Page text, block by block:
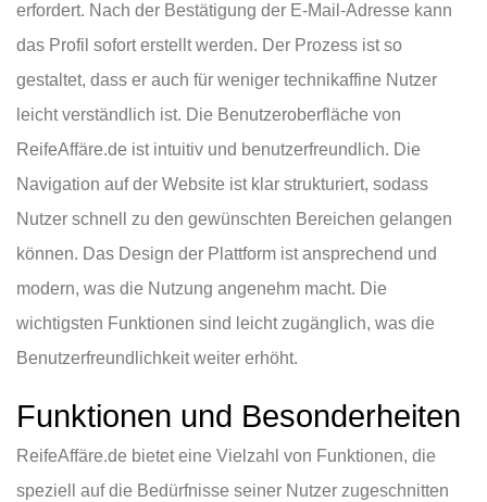
erfordert. Nach der Bestätigung der E-Mail-Adresse kann
das Profil sofort erstellt werden. Der Prozess ist so
gestaltet, dass er auch für weniger technikaffine Nutzer
leicht verständlich ist. Die Benutzeroberfläche von
ReifeAffäre.de ist intuitiv und benutzerfreundlich. Die
Navigation auf der Website ist klar strukturiert, sodass
Nutzer schnell zu den gewünschten Bereichen gelangen
können. Das Design der Plattform ist ansprechend und
modern, was die Nutzung angenehm macht. Die
wichtigsten Funktionen sind leicht zugänglich, was die
Benutzerfreundlichkeit weiter erhöht.
Funktionen und Besonderheiten
ReifeAffäre.de bietet eine Vielzahl von Funktionen, die
speziell auf die Bedürfnisse seiner Nutzer zugeschnitten